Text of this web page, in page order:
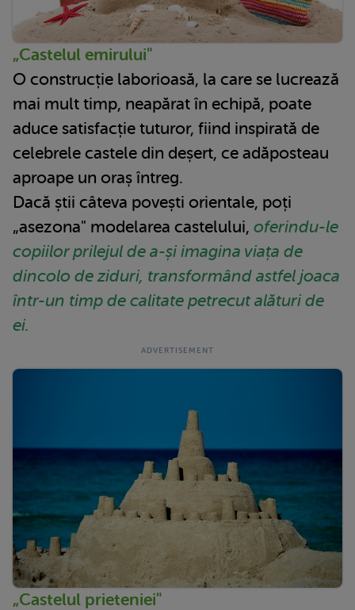
„Castelul emirului"
O construcție laborioasă, la care se lucrează
mai mult timp, neapărat în echipă, poate
aduce satisfacție tuturor, fiind inspirată de
celebrele castele din deșert, ce adăposteau
aproape un oraș întreg.
Dacă știi câteva povești orientale, poți
„asezona" modelarea castelului, oferindu-le
copiilor prilejul de a-și imagina viața de
dincolo de ziduri, transformând astfel joaca
într-un timp de calitate petrecut alături de
ei.
„Castelul prieteniei"